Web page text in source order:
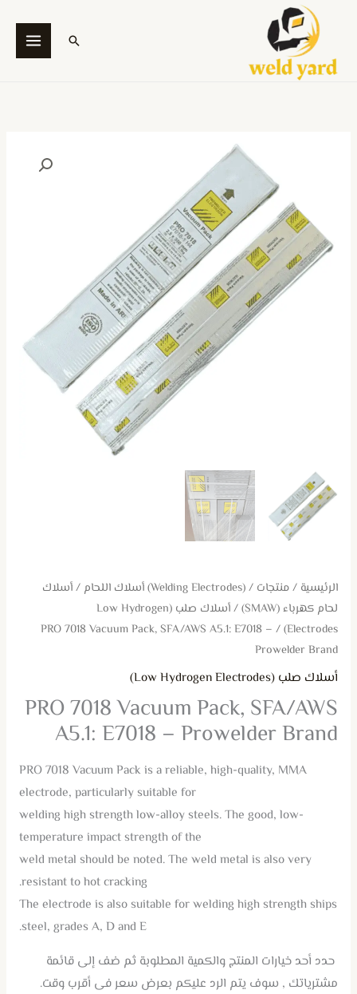
المحتوى
البحث
الرئيسية /منتجات /(Welding Electrodes) أسلاك اللحام /أسلاك
لحام كهرباء (SMAW)
/
أسلاك صلب (Low Hydrogen
Electrodes)
/ PRO 7018 Vacuum Pack, SFA/AWS A5.1: E7018 –
Prowelder Brand
أسلاك صلب (Low Hydrogen Electrodes)
PRO 7018 Vacuum Pack, SFA/AWS
A5.1: E7018 – Prowelder Brand
PRO 7018 Vacuum Pack is a reliable, high-quality, MMA
electrode, particularly suitable for
welding high strength low-alloy steels. The good, low-
temperature impact strength of the
weld metal should be noted. The weld metal is also very
resistant to hot cracking.
The electrode is also suitable for welding high strength ships
steel, grades A, D and E.
حدد أحد خيارات المنتج والكمية المطلوبة ثم ضف إلى قائمة
مشترياتك , سوف يتم الرد عليكم بعرض سعر فى أقرب وقت.
Vacuum
Pack,
SFA/AWS